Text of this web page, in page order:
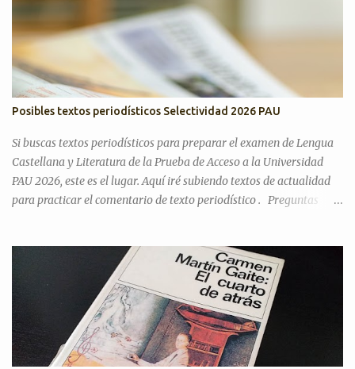
Posibles textos periodísticos Selectividad 2026 PAU
Si buscas textos periodísticos para preparar el examen de Lengua
Castellana y Literatura de la Prueba de Acceso a la Universidad
PAU 2026, este es el lugar. Aquí iré subiendo textos de actualidad
para practicar el comentario de texto periodístico . Preguntas
el discurso argumentativo (pregunta 3 en PAU Andalucía). PAU
2025. Exámenes titulares, suplentes y reservas ¿Cree que la actual
situación económica y social de España es precaria? ¿Considera
que la literatura cumple alguna función en la actualidad?
¿Considera que la inteligencia artificial podrá sustituir al ser
humano en las creaciones artísticas y en el desarrollo de otras